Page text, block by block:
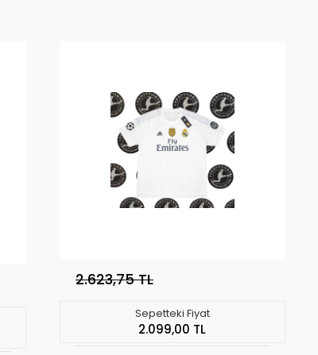
2.623,75 TL
Sepetteki Fiyat
2.099,00 TL